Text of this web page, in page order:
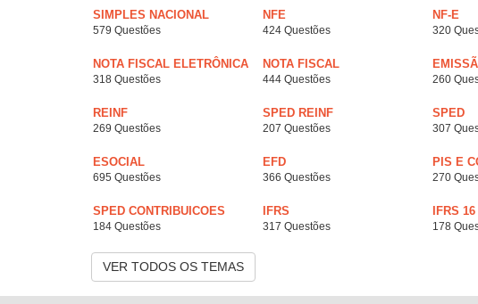
SIMPLES NACIONAL
579 Questões
NFE
424 Questões
NF-E
320
NOTA FISCAL ELETRÔNICA
318 Questões
NOTA FISCAL
444 Questões 260
REINF
269 Questões
SPED REINF
207 Questões
SPED
307
ESOCIAL
695 Questões
EFD
366 Questões
PIS E
270
SPED CONTRIBUICOES
184 Questões
IFRS
317 Questões
IFRS 16
178
VER TODOS OS TEMAS